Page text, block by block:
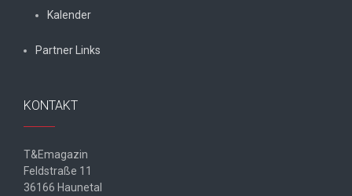
Kalender
Partner Links
KONTAKT
T&Emagazin
Feldstraße 11
36166 Haunetal